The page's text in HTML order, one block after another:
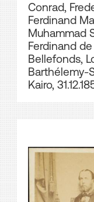
Conrad,
Ferdinand
Muhammad
Ferdinand de
Bellefonds,
Barthélemy-
Kairo,